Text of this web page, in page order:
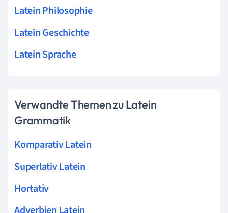
Latein Philosophie
Latein Geschichte
Latein Sprache
Verwandte Themen zu Latein
Grammatik
Komparativ Latein
Superlativ Latein
Hortativ